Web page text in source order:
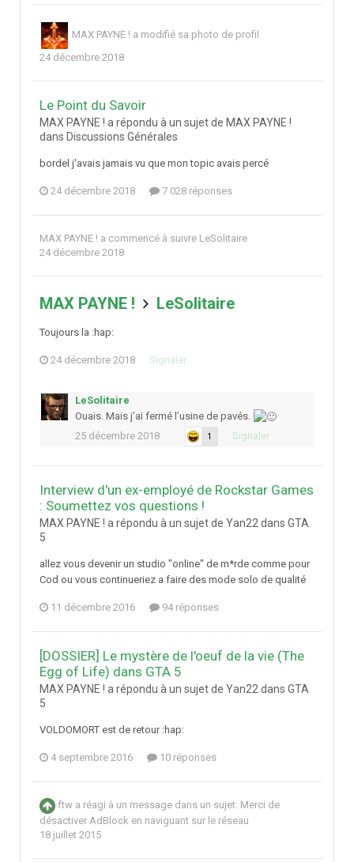
MAX PAYNE ! a modifié sa photo de profil
24 décembre 2018
Le Point du Savoir
MAX PAYNE ! a répondu à un sujet de MAX PAYNE !
dans Discussions Générales
bordel j'avais jamais vu que mon topic avais percé
24 décembre 2018 7 028 réponses
MAX PAYNE ! a commencé à suivre LeSolitaire
24 décembre 2018
MAX PAYNE ! LeSolitaire
Toujours la :hap:
24 décembre 2018 Signaler
LeSolitaire
Ouais. Mais j’ai fermé l’usine de pavés.
25 décembre 2018
1 Signaler
Interview d'un ex-employé de Rockstar Games
: Soumettez vos questions !
MAX PAYNE ! a répondu à un sujet de Yan22 dans GTA
5
allez vous devenir un studio "online" de m*rde comme pour
Cod ou vous continueriez a faire des mode solo de qualité
11 décembre 2016 94 réponses
[DOSSIER] Le mystère de l'oeuf de la vie (The
Egg of Life) dans GTA 5
MAX PAYNE ! a répondu à un sujet de Yan22 dans GTA
5
VOLDOMORT est de retour :hap:
4 septembre 2016 10 réponses
ftw a réagi à un message dans un sujet: Merci de
désactiver AdBlock en naviguant sur le réseau
18 juillet 2015